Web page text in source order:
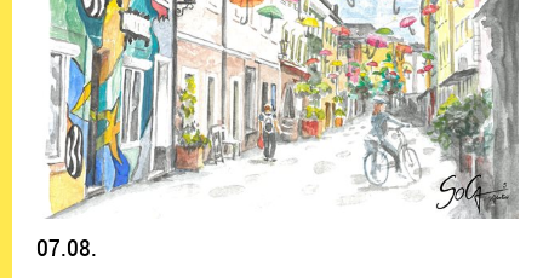
07.08.